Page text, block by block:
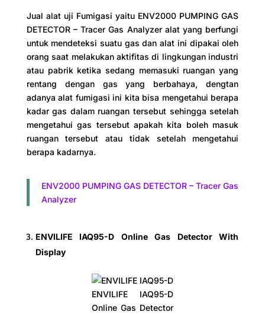
Jual alat uji Fumigasi yaitu ENV2000 PUMPING GAS
DETECTOR – Tracer Gas Analyzer alat yang berfungi
untuk mendeteksi suatu gas dan alat ini dipakai oleh
orang saat melakukan aktifitas di lingkungan industri
atau pabrik ketika sedang memasuki ruangan yang
rentang dengan gas yang berbahaya, dengtan
adanya alat fumigasi ini kita bisa mengetahui berapa
kadar gas dalam ruangan tersebut sehingga setelah
mengetahui gas tersebut apakah kita boleh masuk
ruangan tersebut atau tidak setelah mengetahui
berapa kadarnya.
ENV2000 PUMPING GAS DETECTOR – Tracer Gas
Analyzer
ENVILIFE IAQ95-D Online Gas Detector With
Display
ENVILIFE IAQ95-D
Online Gas Detector